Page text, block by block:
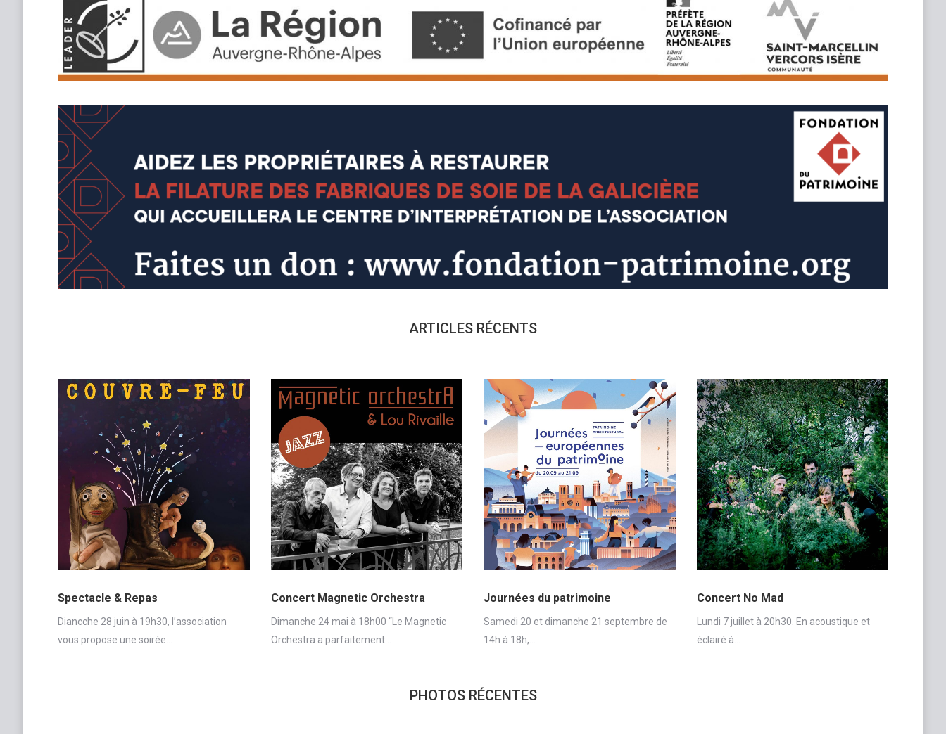
ARTICLES RÉCENTS
Spectacle & Repas
Diancche 28 juin à 19h30, l’association
vous propose une soirée…
Concert Magnetic Orchestra
Dimanche 24 mai à 18h00 “Le Magnetic
Orchestra a parfaitement…
Journées du patrimoine
Samedi 20 et dimanche 21 septembre de
14h à 18h,…
Concert No Mad
Lundi 7 juillet à 20h30. En acoustique et
éclairé à…
PHOTOS RÉCENTES